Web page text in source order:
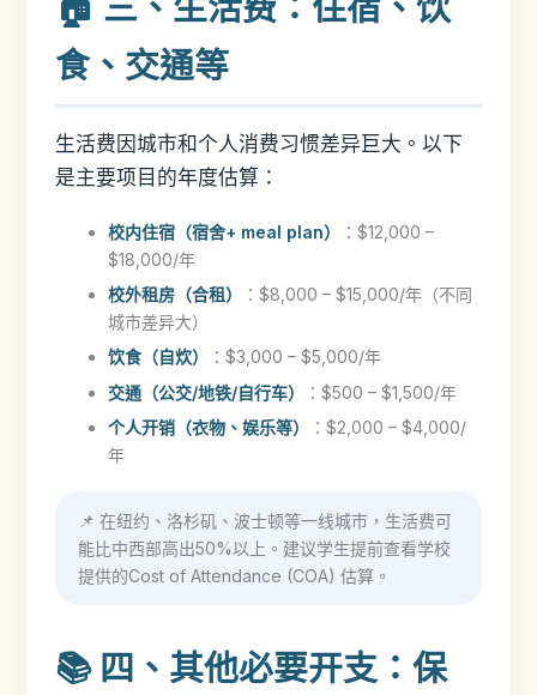
食、交通等
生活费因城市和个人消费习惯差异巨大。以下
是主要项目的年度估算：
校内住宿（宿舍+ meal plan）
：$12,000 –
$18,000/年
校外租房（合租）
：$8,000 – $15,000/年（不同
城市差异大）
饮食（自炊）
：$3,000 – $5,000/年
交通（公交/地铁/自行车）
：$500 – $1,500/年
个人开销（衣物、娱乐等）
：$2,000 – $4,000/
年
📌 在纽约、洛杉矶、波士顿等一线城市，生活费可
能比中西部高出50%以上。建议学生提前查看学校
提供的Cost of Attendance (COA) 估算。
📚 四、其他必要开支：保